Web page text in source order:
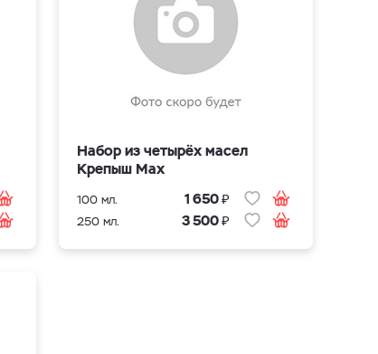
Набор из четырёх масел
Крепыш Max
100 мл. 1 650₽
250 мл. 3 500₽